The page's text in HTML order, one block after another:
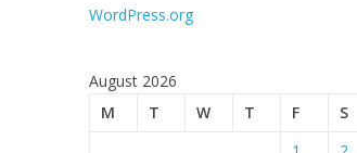
WordPress.org
August 2026
M
T W T F S